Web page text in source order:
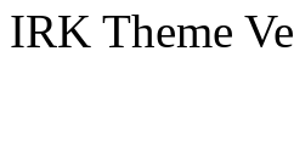
IRK Theme